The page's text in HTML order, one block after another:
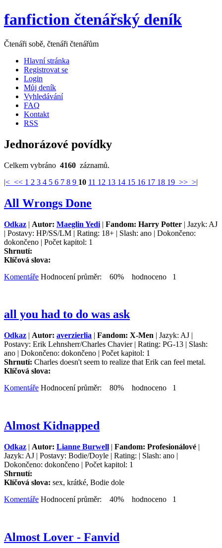
fanfiction čtenářský deník
Čtenáři sobě, čtenáři čtenářům
Hlavní stránka
Registrovat se
Login
Můj deník
Vyhledávání
FAQ
Kontakt
RSS
Jednorázové povídky
Celkem vybráno 4160 záznamů.
|< << 1 2 3 4 5 6 7 8 9 10 11 12 13 14 15 16 17 18 19 >> >|
All Wrongs Done
Odkaz | Autor: Maeglin Yedi | Fandom: Harry Potter | Jazyk: AJ
| Postavy: HP/SS/LM | Rating: 18+ | Slash: ano | Dokončeno:
dokončeno | Počet kapitol: 1
Shrnutí:
Klíčová slova:
Komentáře Hodnocení průměr: 60% hodnoceno 1
all you had to do was ask
Odkaz | Autor: averzierlia | Fandom: X-Men | Jazyk: AJ |
Postavy: Erik Lehnsherr/Charles Chavier | Rating: PG-13 | Slash:
ano | Dokončeno: dokončeno | Počet kapitol: 1
Shrnutí: Charles doesn't seem to realize that Erik can feel metal.
Klíčová slova:
Komentáře Hodnocení průměr: 80% hodnoceno 1
Almost Kidnapped
Odkaz | Autor: Lianne Burwell | Fandom: Profesionálové |
Jazyk: AJ | Postavy: Bodie/Doyle | Rating: | Slash: ano |
Dokončeno: dokončeno | Počet kapitol: 1
Shrnutí:
Klíčová slova: sex, krátké, Bodie dole
Komentáře Hodnocení průměr: 40% hodnoceno 1
Almost Lover - Fanvid